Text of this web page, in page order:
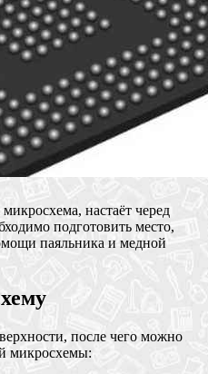
настаёт черед
подготовить место,
паяльника и медной
после чего можно
микросхемы: